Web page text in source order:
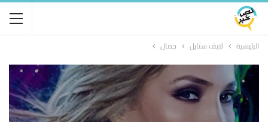
الرئيسية لايف ستايل جمال